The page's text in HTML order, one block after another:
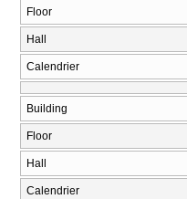
Floor
Hall
Calendrier
Building
Floor
Hall
Calendrier